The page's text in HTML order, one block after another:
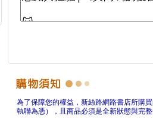
為了保障您的權益，新絲路網路書店所購
執聯為憑），且商品必須是全新狀態與完